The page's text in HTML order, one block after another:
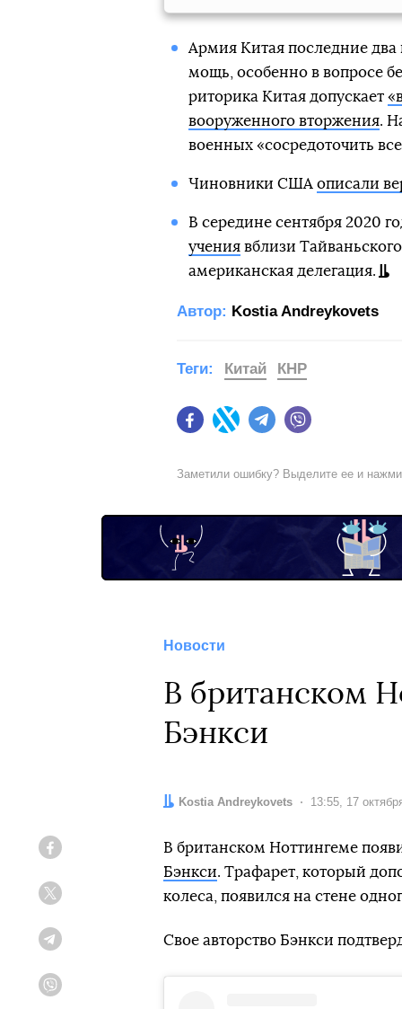
Армия Китая последние два
мощь, особенно в вопросе
риторика Китая допускает
вооруженного вторжения.
военных «сосредоточить
Чиновники США описали
В середине сентября 2020
учениявблизи
американская делегация.
Автор: Kostia Andreykovets
FacebookTwitter Telegram
Теги: Китай КНР
Заметили ошибку? Выделите ее и
Новости
В британском
Бэнкси
Автор:
Kostia Andreykovets Дата:
13:55, 17
В британском Ноттингеме
Бэнкси. Трафарет, который
колеса, появился на стене
Свое авторство Бэнкси